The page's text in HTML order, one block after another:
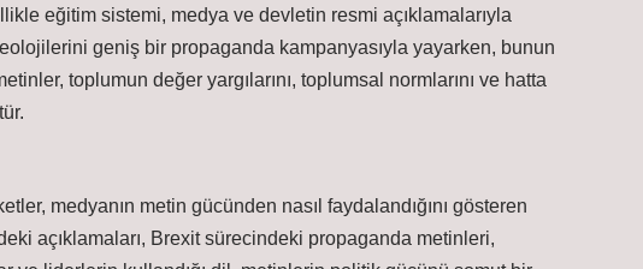
eğitim sistemi, medya ve devletin resmi açıklamalarıyla
geniş bir propaganda kampanyasıyla yayarken, bunun
toplumun değer yargılarını, toplumsal normlarını ve hatta
medyanın metin gücünden nasıl faydalandığını gösteren
açıklamaları, Brexit sürecindeki propaganda metinleri,